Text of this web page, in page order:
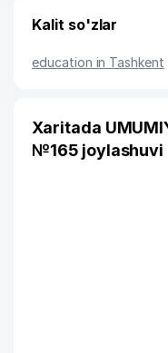
Kalit so'zlar
education in Tashkent
Xaritada
№165 joylashuvi